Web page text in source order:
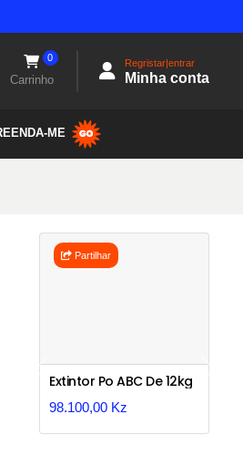
Carrinho
0 Regristar|entrar
Minha conta
ME
Partilhar
Extintor Po ABC De 12kg
98.100,00 Kz
Previous